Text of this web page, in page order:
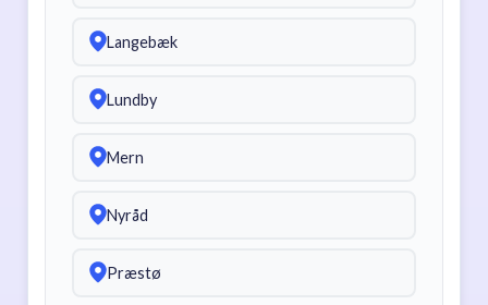
Langebæk
Lundby
Mern
Nyråd
Præstø